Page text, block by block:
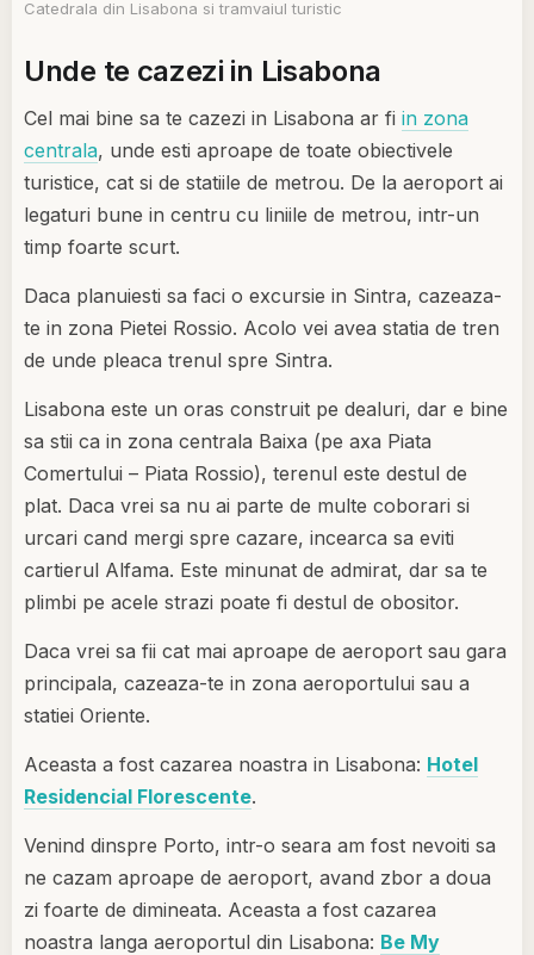
Catedrala din Lisabona si tramvaiul turistic
Unde te cazezi in Lisabona
Cel mai bine sa te cazezi in Lisabona ar fi in zona
centrala, unde esti aproape de toate obiectivele
turistice, cat si de statiile de metrou. De la aeroport ai
legaturi bune in centru cu liniile de metrou, intr-un
timp foarte scurt.
Daca planuiesti sa faci o excursie in Sintra, cazeaza-
te in zona Pietei Rossio. Acolo vei avea statia de tren
de unde pleaca trenul spre Sintra.
Lisabona este un oras construit pe dealuri, dar e bine
sa stii ca in zona centrala Baixa (pe axa Piata
Comertului – Piata Rossio), terenul este destul de
plat. Daca vrei sa nu ai parte de multe coborari si
urcari cand mergi spre cazare, incearca sa eviti
cartierul Alfama. Este minunat de admirat, dar sa te
plimbi pe acele strazi poate fi destul de obositor.
Daca vrei sa fii cat mai aproape de aeroport sau gara
principala, cazeaza-te in zona aeroportului sau a
statiei Oriente.
Aceasta a fost cazarea noastra in Lisabona: Hotel
Residencial Florescente.
Venind dinspre Porto, intr-o seara am fost nevoiti sa
ne cazam aproape de aeroport, avand zbor a doua
zi foarte de dimineata. Aceasta a fost cazarea
noastra langa aeroportul din Lisabona: Be My